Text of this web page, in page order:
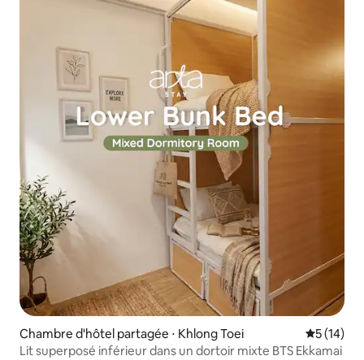
Chambre d'hôtel partagée ⋅ Khlong Toei
5 (14)
Lit superposé inférieur dans un dortoir mixte BTS Ekkamai